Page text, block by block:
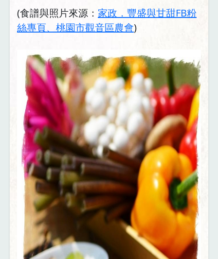
(食譜與照片來源： 家政．豐盛與甘甜FB粉
絲專頁、桃園市觀音區農會)